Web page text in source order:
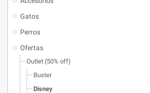
Gatos
Perros
Ofertas
Outlet (50% off)
Buster
Disney